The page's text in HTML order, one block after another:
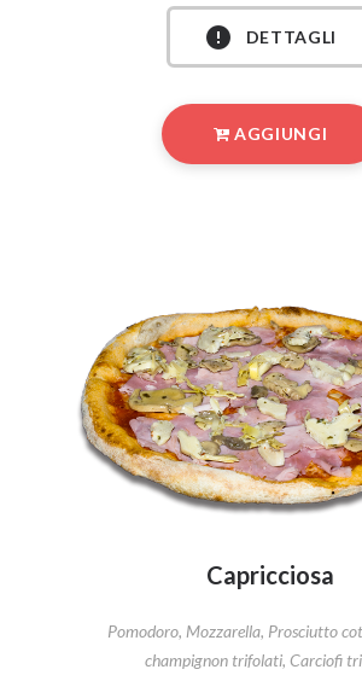
DETTAGLI
AGGIUNGI
Capricciosa
Pomodoro, Mozzarella, Prosciutto
champignon trifolati, Carciofi